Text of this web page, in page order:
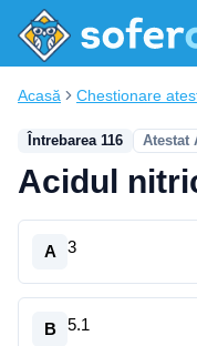
Acasă Chestionare
Întrebarea 116 Atestat
Acidul
A 3
B 5.1